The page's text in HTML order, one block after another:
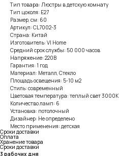
Тип товара: Люстры в детскую комнату
Тип цоколя: E27
Размер, см: 60
Артикул: CL7002-3
Страна: Китай
Изготовитель: VI Home
Средний срок службы: 50 000 часов
Напряжение: 220В
Гарантия: 1 год
Материал: Металл, Стекло
Площадь освещения: 5-10 м2
Стиль: современный
Цветовая температура: теплый свет 3000К
Количество ламп: 6
Установка: потолочный
Дизайнер: Не определено
Место применения: детская
Сроки доставки
Оплата
Хранение товара
Сроки доставки
3 рабочих дня